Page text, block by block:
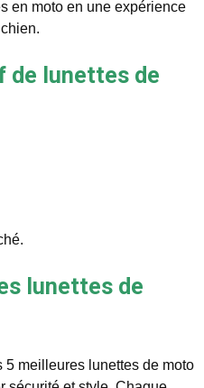
en moto en une expérience
de lunettes de
lunettes de
5 meilleures lunettes de moto